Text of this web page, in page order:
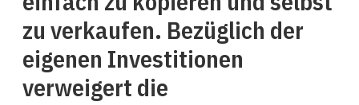
zu verkaufen. Bezüglich der
eigenen Investitionen
verweigert die